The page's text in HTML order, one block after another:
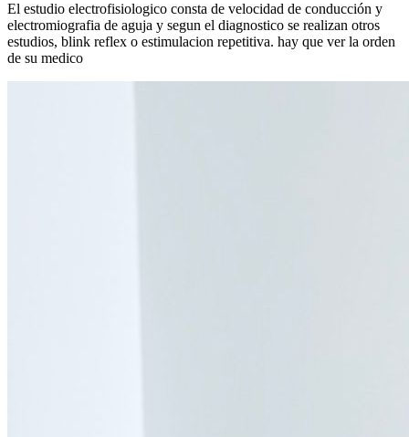
El estudio electrofisiologico consta de velocidad de conducción y
electromiografia de aguja y segun el diagnostico se realizan otros
estudios, blink reflex o estimulacion repetitiva. hay que ver la orden
de su medico